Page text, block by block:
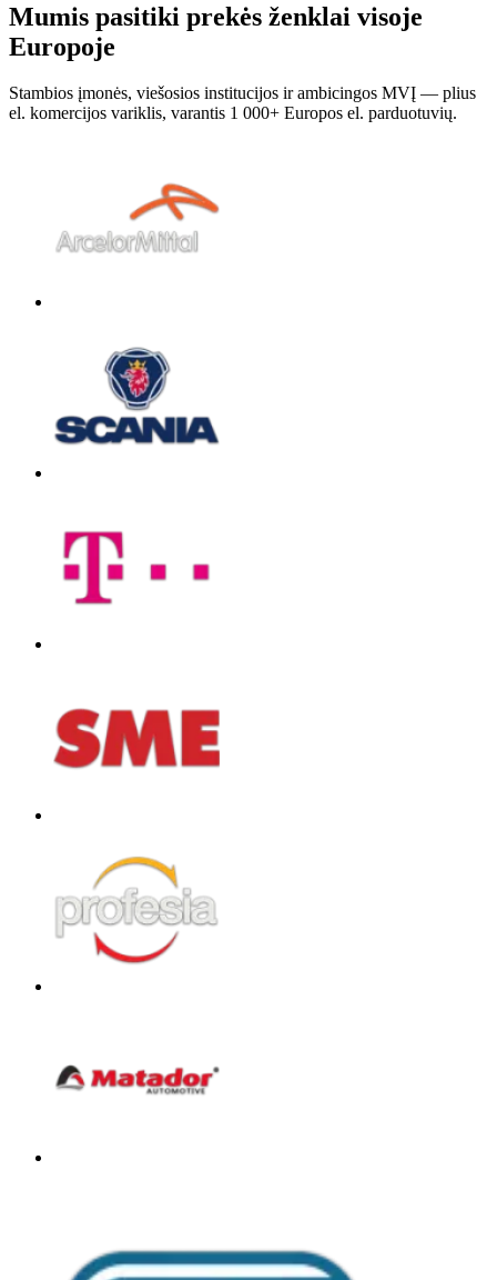
Mumis pasitiki prekės ženklai visoje
Europoje
Stambios įmonės, viešosios institucijos ir ambicingos MVĮ — plius
el. komercijos variklis, varantis 1 000+ Europos el. parduotuvių.